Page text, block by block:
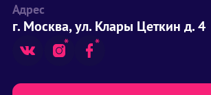
Адрес
г. Москва, ул. Клары Цеткин д. 4